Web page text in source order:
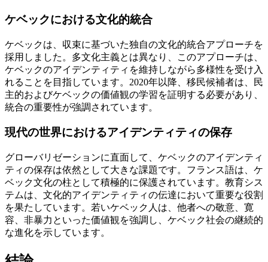
ケベックにおける文化的統合
ケベックは、収束に基づいた独自の文化的統合アプローチを
採用しました。多文化主義とは異なり、このアプローチは、
ケベックのアイデンティティを維持しながら多様性を受け入
れることを目指しています。2020年以降、移民候補者は、民
主的およびケベックの価値観の学習を証明する必要があり、
統合の重要性が強調されています。
現代の世界におけるアイデンティティの保存
グローバリゼーションに直面して、ケベックのアイデンティ
ティの保存は依然として大きな課題です。フランス語は、ケ
ベック文化の柱として積極的に保護されています。教育シス
テムは、文化的アイデンティティの伝達において重要な役割
を果たしています。若いケベック人は、他者への敬意、寛
容、非暴力といった価値観を強調し、ケベック社会の継続的
な進化を示しています。